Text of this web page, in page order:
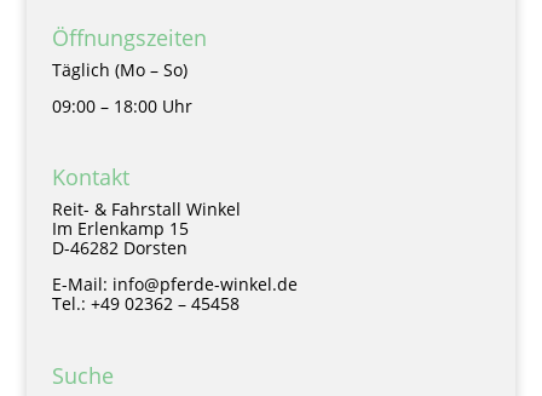
Öffnungszeiten
Täglich (Mo – So)
09:00 – 18:00 Uhr
Kontakt
Reit- & Fahrstall Winkel
Im Erlenkamp 15
D-46282 Dorsten
E-Mail: info@pferde-winkel.de
Tel.: +49 02362 – 45458
Suche